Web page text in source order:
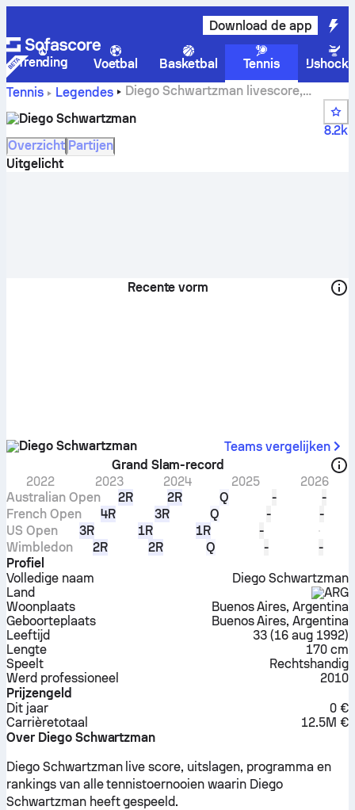
Download de app
Trending Voetbal Basketbal Tennis
Tennis
Legendes
Diego Schwartzman livescore,
Diego Schwartzman
8.2k
Overzicht Partijen
Uitgelicht
Recente vorm
Diego Schwartzman
Teams vergelijken
Grand Slam-record
2022
2023 2024 2025
2026
Australian Open
2R 2R Q -
-
French Open
4R 3R Q -
-
US Open
3R 1R 1R
-
Wimbledon
2R 2R Q -
-
Profiel
Volledige naam
Diego Schwartzman
Land
ARG
Woonplaats
Buenos Aires, Argentina
Geboorteplaats
Buenos Aires, Argentina
Leeftijd
33 (16 aug 1992)
Lengte
170 cm
Speelt
Rechtshandig
Werd professioneel
2010
Prijzengeld
Dit jaar
0 €
Carrière­totaal
12.5M €
Over Diego Schwartzman
Diego Schwartzman live score, uitslagen, programma en
rankings van alle tennistoernooien waarin Diego
Schwartzman heeft gespeeld.